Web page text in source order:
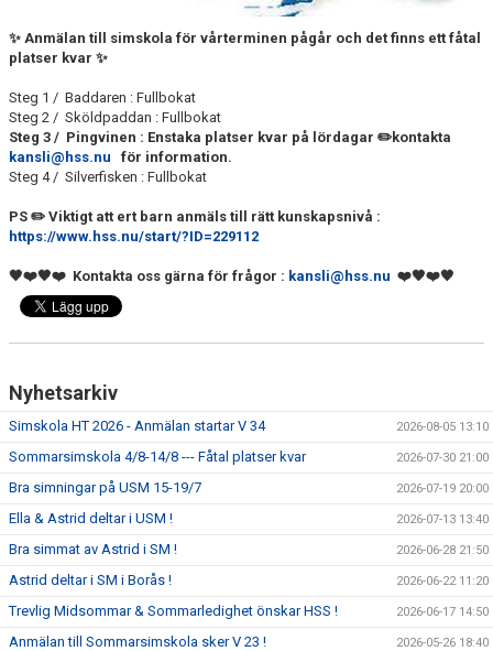
✨ Anmälan till simskola för vårterminen pågår och det finns ett fåtal
platser kvar ✨
Steg 1 / Baddaren : Fullbokat
Steg 2 / Sköldpaddan : Fullbokat
Steg 3 / Pingvinen : Enstaka platser kvar på lördagar ✏️kontakta
kansli@hss.nu
för information.
Steg 4 / Silverfisken : Fullbokat
PS ✏️ Viktigt att ert barn anmäls till rätt kunskapsnivå :
https://www.hss.nu/start/?ID=229112
🖤❤️🖤❤️ Kontakta oss gärna för frågor : kansli@hss.nu ❤️🖤❤️🖤
Nyhetsarkiv
Simskola HT 2026 - Anmälan startar V 34 2026-08-05 13:10
Sommarsimskola 4/8-14/8 --- Fåtal platser kvar 2026-07-30 21:00
Bra simningar på USM 15-19/7 2026-07-19 20:00
Ella & Astrid deltar i USM ! 2026-07-13 13:40
Bra simmat av Astrid i SM ! 2026-06-28 21:50
Astrid deltar i SM i Borås ! 2026-06-22 11:20
Trevlig Midsommar & Sommarledighet önskar HSS ! 2026-06-17 14:50
Anmälan till Sommarsimskola sker V 23 ! 2026-05-26 18:40